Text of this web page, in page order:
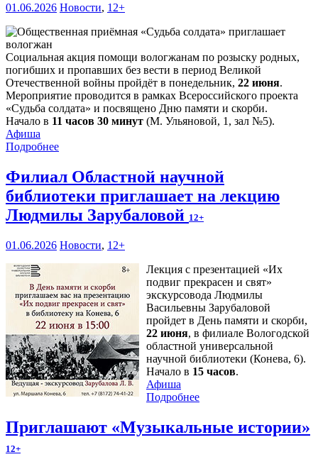
01.06.2026 Новости, 12+
Социальная акция помощи вологжанам по розыску родных,
погибших и пропавших без вести в период Великой
Отечественной войны пройдёт в понедельник, 22 июня.
Мероприятие проводится в рамках Всероссийского проекта
«Судьба солдата» и посвящено Дню памяти и скорби.
Начало в 11 часов 30 минут (М. Ульяновой, 1, зал №5).
Афиша
Подробнее
Филиал Областной научной
библиотеки приглашает на лекцию
Людмилы Зарубаловой 12+
01.06.2026 Новости, 12+
Лекция с презентацией «Их
подвиг прекрасен и свят»
экскурсовода Людмилы
Васильевны Зарубаловой
пройдет в День памяти и скорби,
22 июня, в филиале Вологодской
областной универсальной
научной библиотеки (Конева, 6).
Начало в 15 часов.
Афиша
Подробнее
Приглашают «Музыкальные истории»
12+